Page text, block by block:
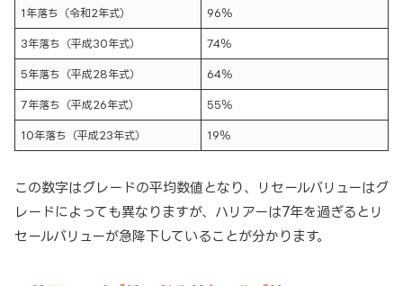
1年落ち（令和2年式） 96％
3年落ち（平成30年式） 74％
5年落ち（平成28年式） 64％
7年落ち（平成26年式） 55％
10年落ち（平成23年式） 19％
この数字はグレードの平均数値となり、リセールバリューはグ
レードによっても異なりますが、ハリアーは7年を過ぎるとリ
セールバリューが急降下していることが分かります。